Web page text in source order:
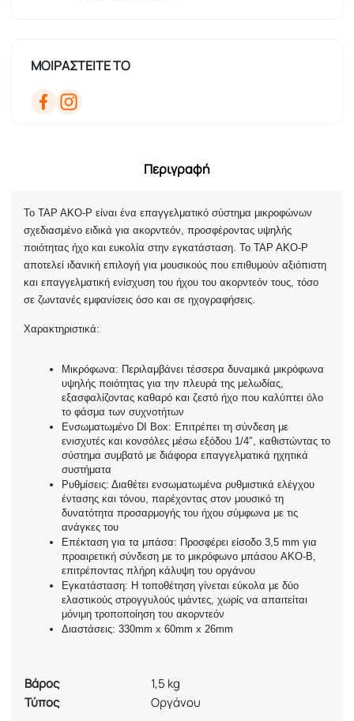
ΜΟΙΡΑΣΤΕΙΤΕ ΤΟ
Περιγραφή
Το TAP AKO-P είναι ένα επαγγελματικό σύστημα μικροφώνων
σχεδιασμένο ειδικά για ακορντεόν, προσφέροντας υψηλής
ποιότητας ήχο και ευκολία στην εγκατάσταση. Το TAP AKO-P
αποτελεί ιδανική επιλογή για μουσικούς που επιθυμούν αξιόπιστη
και επαγγελματική ενίσχυση του ήχου του ακορντεόν τους, τόσο
σε ζωντανές εμφανίσεις όσο και σε ηχογραφήσεις.
Χαρακτηριστικά:
Μικρόφωνα: Περιλαμβάνει τέσσερα δυναμικά μικρόφωνα
υψηλής ποιότητας για την πλευρά της μελωδίας,
εξασφαλίζοντας καθαρό και ζεστό ήχο που καλύπτει όλο
το φάσμα των συχνοτήτων
Ενσωματωμένο DI Box: Επιτρέπει τη σύνδεση με
ενισχυτές και κονσόλες μέσω εξόδου 1/4″, καθιστώντας το
σύστημα συμβατό με διάφορα επαγγελματικά ηχητικά
συστήματα
Ρυθμίσεις: Διαθέτει ενσωματωμένα ρυθμιστικά ελέγχου
έντασης και τόνου, παρέχοντας στον μουσικό τη
δυνατότητα προσαρμογής του ήχου σύμφωνα με τις
ανάγκες του
Επέκταση για τα μπάσα: Προσφέρει είσοδο 3,5 mm για
προαιρετική σύνδεση με το μικρόφωνο μπάσου AKO-B,
επιτρέποντας πλήρη κάλυψη του οργάνου
Εγκατάσταση: Η τοποθέτηση γίνεται εύκολα με δύο
ελαστικούς στρογγυλούς ιμάντες, χωρίς να απαιτείται
μόνιμη τροποποίηση του ακορντεόν
Διαστάσεις: 330mm x 60mm x 26mm
Βάρος
1,5 kg
Τύπος
Οργάνου